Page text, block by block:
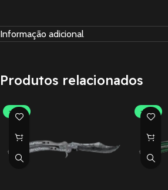
Informação adicional
Produtos relacionados
-30% -30%